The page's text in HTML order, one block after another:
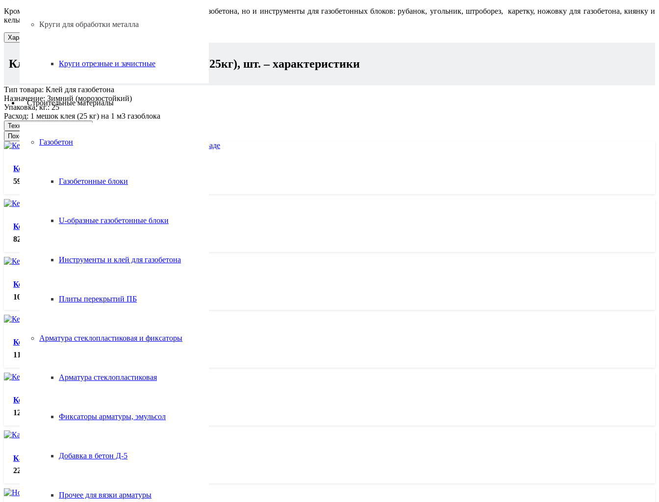
Круги для обработки металла
Круги отрезные и зачистные
Строительные материалы
Газобетон
Газобетонные блоки
U-образные газобетонные блоки
Инструменты и клей для газобетона
Плиты перекрытий ПБ
Арматура стеклопластиковая и фиксаторы
Арматура стеклопластиковая
Фиксаторы арматуры, эмульсол
Добавка в бетон Д-5
Прочее для вязки арматуры
Кроме того, у нас Вы можете купить не только клей для газобетона, но и инструменты для газобетонных блоков: рубанок, угольник, штроборез, каретку, ножовку для газобетона, киянку и
кельмы для нанесения клеевого раствора.
Характеристики
Клей для газобетона морозостойкий (25кг), шт. – характеристики
Тип товара: Клей для газобетона
Назначение: Зимний (морозостойкий)
Упаковка, кг.:25
Расход: 1 мешок клея (25 кг) на 1 м3 газоблока
Техническая документация
Похожие товары
Кельма для газобетона 100, шт.
590.00
Кельма для газобетона 200, шт.
825.00
Кельма для газобетона 300, шт.
1090.00
Кельма для газобетона 375, шт.
1170.00
Кельма для газобетона 400, шт.
1200.00
Каретка для газобетона 300, шт.
2250.00